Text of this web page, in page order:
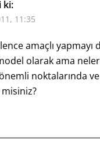
ki:
11:35
amaçlı yapmayı
olarak ama
noktalarında